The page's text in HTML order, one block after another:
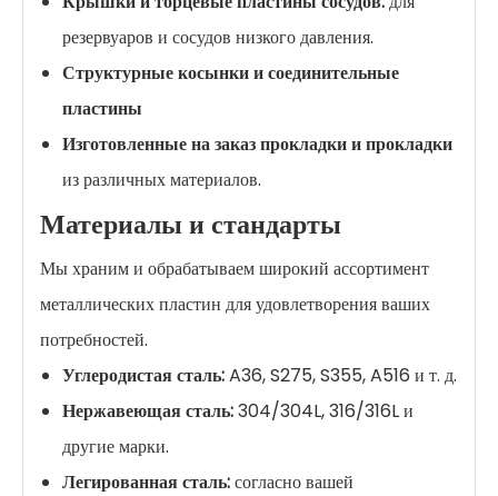
резервуаров и сосудов низкого давления.
Структурные косынки и соединительные
пластины
Изготовленные на заказ прокладки и прокладки
из различных материалов.
Материалы и стандарты
Мы храним и обрабатываем широкий ассортимент
металлических пластин для удовлетворения ваших
потребностей.
Углеродистая сталь:A36, S275, S355, A516 и т. д.
Нержавеющая сталь:304/304L, 316/316L и
другие марки.
Легированная сталь:согласно вашей